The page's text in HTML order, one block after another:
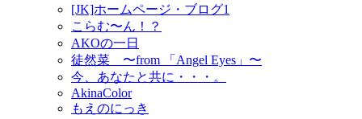
[JK]ホームページ・ブログ1
こらむ〜ん！？
AKOの一日
徒然菜 〜from 「Angel Eyes」〜
今、あなたと共に・・・。
AkinaColor
もえのにっき